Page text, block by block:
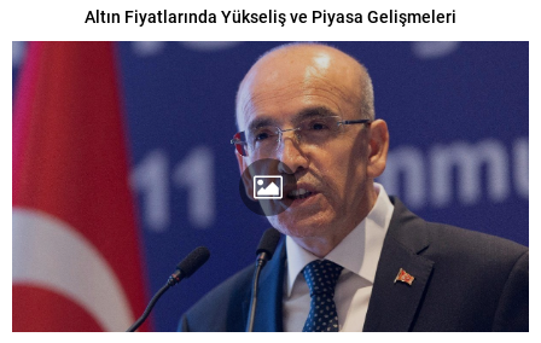
Altın Fiyatlarında Yükseliş ve Piyasa Gelişmeleri